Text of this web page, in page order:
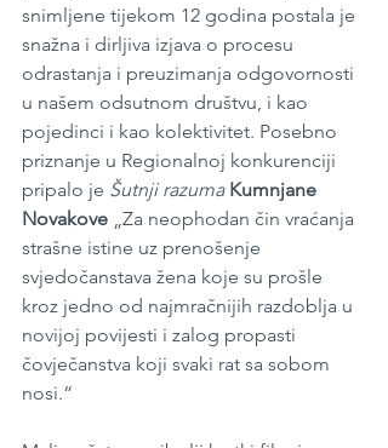
snimljene tijekom 12 godina postala je
snažna i dirljiva izjava o procesu
odrastanja i preuzimanja odgovornosti
u našem odsutnom društvu, i kao
pojedinci i kao kolektivitet. Posebno
priznanje u Regionalnoj konkurenciji
pripalo je Šutnji razuma Kumnjane
Novakove „Za neophodan čin vraćanja
strašne istine uz prenošenje
svjedočanstava žena koje su prošle
kroz jedno od najmračnijih razdoblja u
novijoj povijesti i zalog propasti
čovječanstva koji svaki rat sa sobom
nosi.“